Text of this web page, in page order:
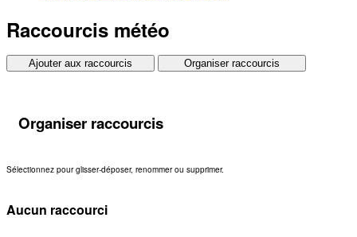
Raccourcis météo
Ajouter aux raccourcis Organiser raccourcis
Organiser raccourcis
Sélectionnez pour glisser-déposer, renommer ou supprimer.
Aucun raccourci